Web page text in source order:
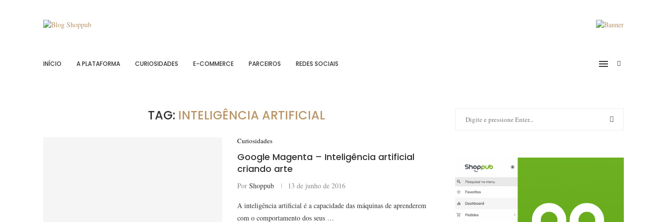
INÍCIO A PLATAFORMA CURIOSIDADES E-COMMERCE PARCEIROS REDES SOCIAIS
TAG: INTELIGÊNCIA ARTIFICIAL
Curiosidades
Google Magenta – Inteligência artificial
criando arte
Por Shoppub 13 de junho de 2016
A inteligência artificial é a capacidade das máquinas de aprenderem
com o comportamento dos seus …